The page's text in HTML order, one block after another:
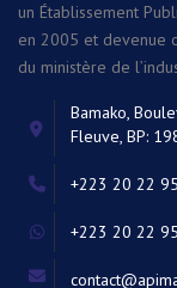
un Établissement
en 2005 et devenue
du ministère de
Bamako,
Fleuve, BP:
+223 20 22
+223 20 22